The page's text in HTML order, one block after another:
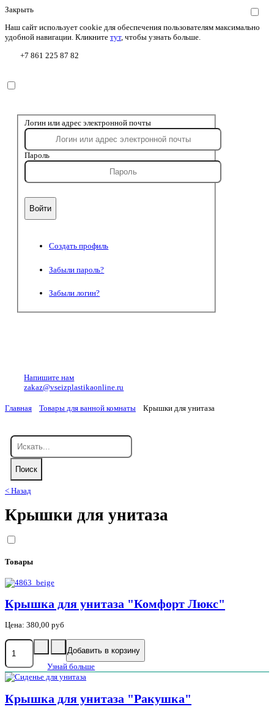
Закрыть
Наш сайт использует cookie для обеспечения пользователям максимально
удобной навигации. Кликните тут, чтобы узнать больше.
+7 861 225 87 82
Логин или адрес электронной почты
Пароль
Создать профиль
Забыли пароль?
Забыли логин?
Напишите нам
zakaz@vseizplastikaonline.ru
Главная Товары для ванной комнаты Крышки для унитаза
< Назад
Крышки для унитаза
Товары
Крышка для унитаза "Комфорт Люкс"
Цена: 380,00 руб
Узнай больше
Крышка для унитаза "Ракушка"